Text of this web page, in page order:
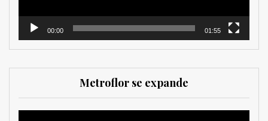
00:00 01:55
Metroflor se expande